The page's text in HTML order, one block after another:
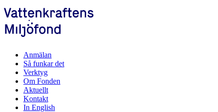
Anmälan
Så funkar det
Verktyg
Om Fonden
Aktuellt
Kontakt
In English